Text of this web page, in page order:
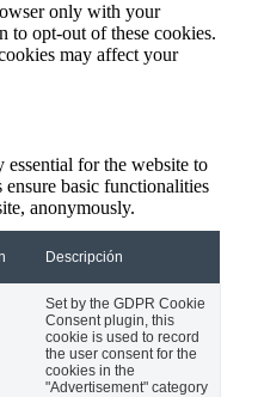
only with your
to opt-out of these cookies.
may affect your
essential for the website to
basic functionalities
anonymously.
Descripción
Set by the GDPR Cookie
Consent plugin, this
cookie is used to record
the user consent for the
cookies in the
"Advertisement" category